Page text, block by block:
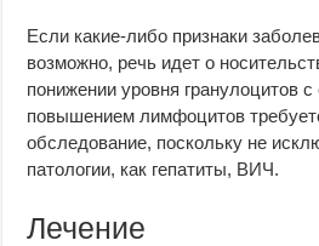
Если какие-либо признаки
возможно, речь идет о
понижении уровня гранулоцитов
повышением лимфоцитов
обследование, поскольку не
патологии, как гепатиты, ВИЧ.
Лечение